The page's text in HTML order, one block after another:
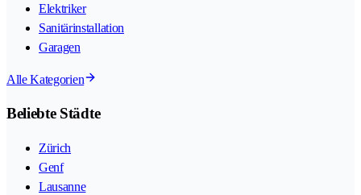
Elektriker
Sanitärinstallation
Garagen
Alle Kategorien
Beliebte Städte
Zürich
Genf
Lausanne